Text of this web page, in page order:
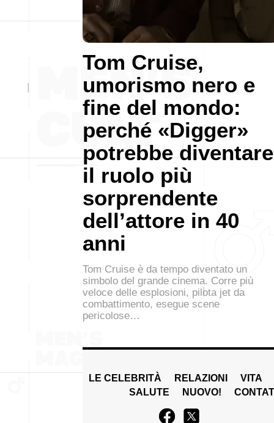
Tom Cruise,
umorismo nero e
fine del mondo:
perché «Digger»
potrebbe diventare
il ruolo più
sorprendente
dell’attore in 40
anni
Tom Cruise è da tempo diventato un
simbolo del grande cinema. Corre più
veloce delle esplosioni, pilota jet da
combattimento, esegue scene
pericolose…
LE CELEBRITÀ RELAZIONI
VITA
SALUTE
NUOVO!